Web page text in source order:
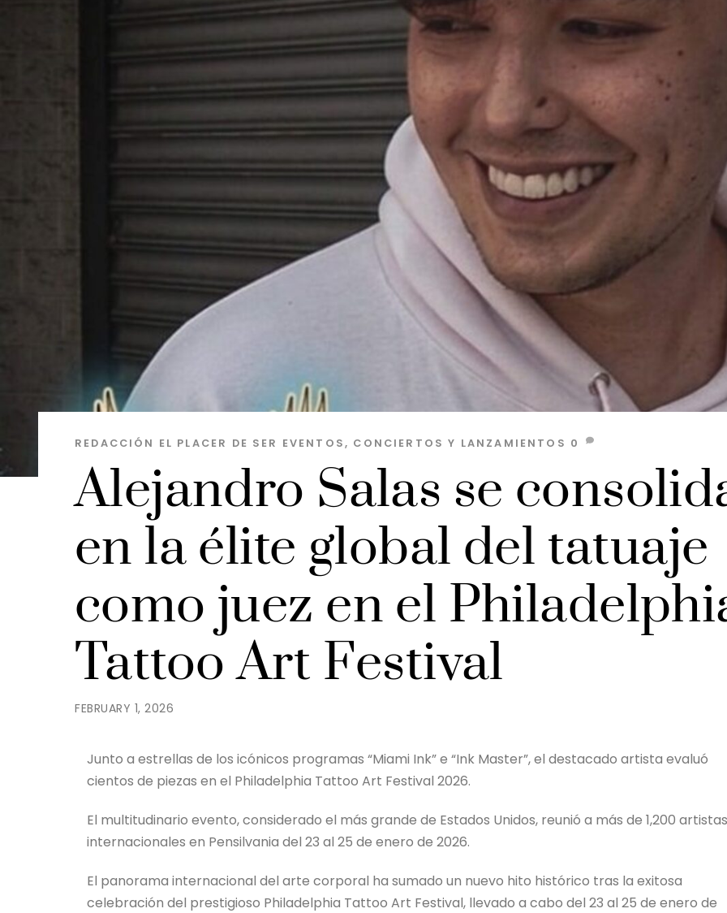
FEBRUARY 1, 2026
Alejandro Salas se
en la élite global del tatuaje
como juez en el
Tattoo Art Festival
REDACCIÓN EL PLACER DE SER EVENTOS, CONCIERTOS Y LANZAMIENTOS 0
Junto a estrellas de los icónicos programas “Miami Ink” e “Ink Master”, el destacado artista evaluó
cientos de piezas en el Philadelphia Tattoo Art Festival 2026.
El multitudinario evento, considerado el más grande de Estados Unidos, reunió a más de 1,200 artistas
internacionales en Pensilvania del 23 al 25 de enero de 2026.
El panorama internacional del arte corporal ha sumado un nuevo hito histórico tras la exitosa
celebración del prestigioso Philadelphia Tattoo Art Festival, llevado a cabo del 23 al 25 de enero de